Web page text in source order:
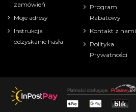
zamówień
Moje adresy
Instrukcja
odzyskanie hasła
Program
Rabatowy
Kontakt z nami
Polityka
Prywatności